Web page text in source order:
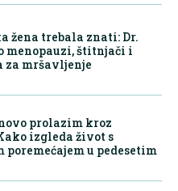
žena trebala znati: Dr.
menopauzi, štitnjači i
mršavljenje
prolazim kroz
izgleda život s
u pedesetim